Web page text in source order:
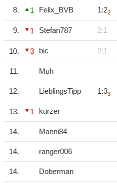
8. 1 Felix_BVB 1:22
9. 1 Stefan787 2:1
10. 3 bic 2:1
11. Muh
12. LieblingsTipp 1:33
13. 1 kurzer
14. Manni84
14. ranger006
14. Doberman